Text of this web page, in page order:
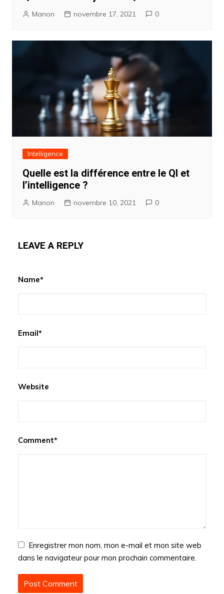
Manon novembre 17, 2021 0
Intelligence
Quelle est la différence entre le QI et
l’intelligence ?
Manon novembre 10, 2021 0
LEAVE A REPLY
Name*
Email*
Website
Comment*
Enregistrer mon nom, mon e-mail et mon site web
dans le navigateur pour mon prochain commentaire.